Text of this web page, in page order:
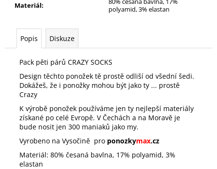
Materiál:
polyamid, 3% elastan
Popis Diskuze
Pack pěti párů CRAZY SOCKS
Design těchto ponožek tě prostě odliší od všední šedi.
Dokážeš, že i ponožky mohou být jako ty ... prostě
Crazy
K výrobě ponožek používáme jen ty nejlepší materiály
získané po celé Evropě. V Čechách a na Moravě je
bude nosit jen 300 maniaků jako my.
Vyrobeno na Vysočině pro ponozkymax.cz
Materiál: 80% česaná bavlna, 17% polyamid, 3%
elastan